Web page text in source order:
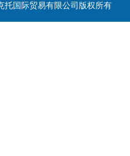
国际贸易有限公司版权所有